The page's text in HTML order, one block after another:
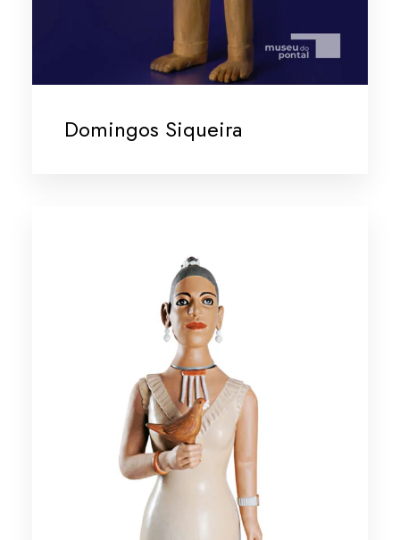
Domingos Siqueira